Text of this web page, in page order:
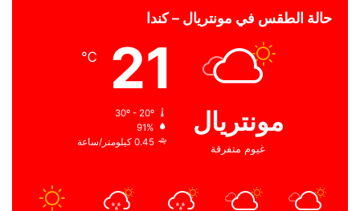
حالة الطقس في مونتريال – كندا
مونتريال
غيوم متفرقة
21
℃
30º - 20º
91%
0.45 كيلومتر/ساعة